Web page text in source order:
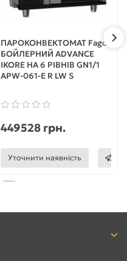
ПАРОКОНВЕКТОМАТ Fagor
БОЙЛЕРНИЙ ADVANCE
IKORE НА 6 РІВНІВ GN1/1
APW-061-E R LW S
449528 грн.
Уточнити наявність